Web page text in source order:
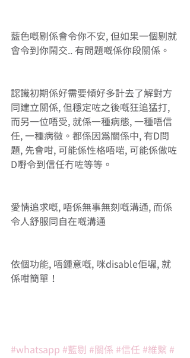
藍色嘅剔係會令你不安, 但如果一個剔就
會令到你鬧交.. 有問題嘅係你段關係。
認識初期係好需要傾好多計去了解對方
同建立關係, 但穩定咗之後嘅狂追猛打,
而另一位唔受, 就係一種病態, 一種唔信
任, 一種病徵。都係因為關係中, 有D問
題, 先會咁, 可能係性格唔啱, 可能係做咗
D嘢令到信任冇咗等等。
愛情追求嘅, 唔係無事無刻嘅溝通, 而係
令人舒服同自在嘅溝通
依個功能, 唔鍾意嘅, 咪disable佢囉, 就
係咁簡單！
#whatsapp #藍剔 #關係 #信任 #維繫 #